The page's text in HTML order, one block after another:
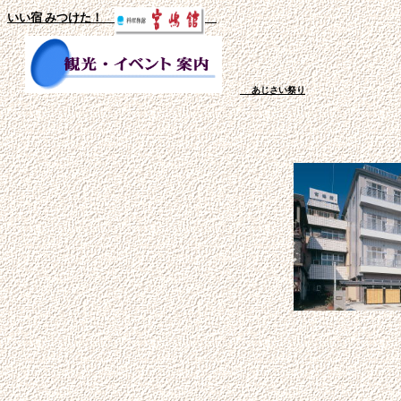
いい宿 みつけた！
あじさい祭り